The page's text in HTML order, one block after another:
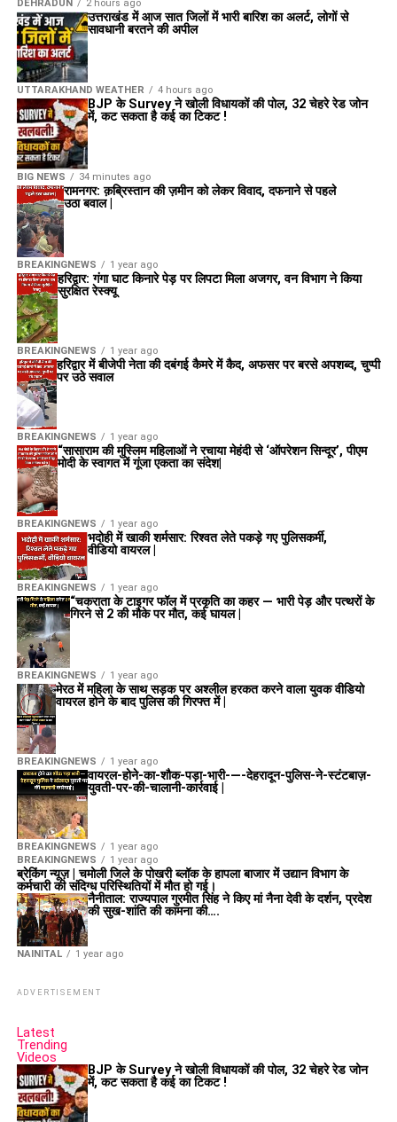
DEHRADUN 2 hours ago
UTTARAKHAND WEATHER 4 hours ago
उत्तराखंड में आज सात जिलों में भारी बारिश का अलर्ट, लोगों से
सावधानी बरतने की अपील
BIG NEWS 34 minutes ago
BJP के Survey ने खोली विधायकों की पोल, 32 चेहरे रेड जोन
में, कट सकता है कई का टिकट !
BREAKINGNEWS 1 year ago
रामनगर: क़ब्रिस्तान की ज़मीन को लेकर विवाद, दफनाने से पहले
उठा बवाल |
BREAKINGNEWS 1 year ago
हरिद्वार: गंगा घाट किनारे पेड़ पर लिपटा मिला अजगर, वन विभाग ने किया
सुरक्षित रेस्क्यू
BREAKINGNEWS 1 year ago
हरिद्वार में बीजेपी नेता की दबंगई कैमरे में कैद, अफसर पर बरसे अपशब्द, चुप्पी
पर उठे सवाल
BREAKINGNEWS 1 year ago
“सासाराम की मुस्लिम महिलाओं ने रचाया मेहंदी से ‘ऑपरेशन सिन्दूर’, पीएम
मोदी के स्वागत में गूंजा एकता का संदेश|
BREAKINGNEWS 1 year ago
भदोही में खाकी शर्मसार: रिश्वत लेते पकड़े गए पुलिसकर्मी,
वीडियो वायरल |
BREAKINGNEWS 1 year ago
“चकराता के टाइगर फॉल में प्रकृति का कहर — भारी पेड़ और पत्थरों के
गिरने से 2 की मौके पर मौत, कई घायल |
BREAKINGNEWS 1 year ago
मेरठ में महिला के साथ सड़क पर अश्लील हरकत करने वाला युवक वीडियो
वायरल होने के बाद पुलिस की गिरफ्त में |
BREAKINGNEWS 1 year ago
वायरल-होने-का-शौक-पड़ा-भारी-—-देहरादून-पुलिस-ने-स्टंटबाज़-
युवती-पर-की-चालानी-कार्रवाई |
BREAKINGNEWS 1 year ago
ब्रेकिंग न्यूज़ | चमोली जिले के पोखरी ब्लॉक के हापला बाजार में उद्यान विभाग के
कर्मचारी की संदिग्ध परिस्थितियों में मौत हो गई।
NAINITAL 1 year ago
नैनीताल: राज्यपाल गुरमीत सिंह ने किए मां नैना देवी के दर्शन, प्रदेश
की सुख-शांति की कामना की….
ADVERTISEMENT
Latest
Trending
Videos
BJP के Survey ने खोली विधायकों की पोल, 32 चेहरे रेड जोन
में, कट सकता है कई का टिकट !